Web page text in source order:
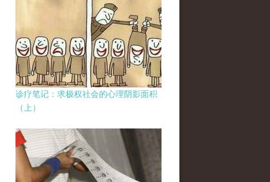
诊疗笔记：求极权社会的心理阴影面积
（上）